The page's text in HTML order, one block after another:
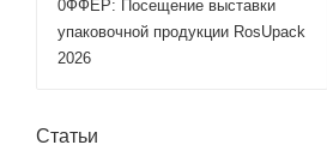
0ФФЕР: Посещение выставки
упаковочной продукции RosUpack
2026
Статьи